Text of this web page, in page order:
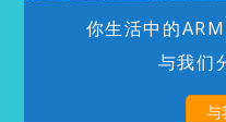
你生活中的
与我们
与